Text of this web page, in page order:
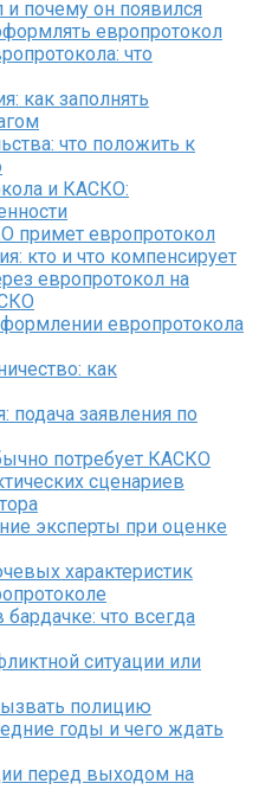
и почему он появился
европротокол
что
как заполнять
что положить к
и КАСКО:
примет европротокол
кто и что компенсирует
европротокол на
европротокола
как
заявления по
потребует КАСКО
сценариев
эксперты при оценке
характеристик
что всегда
ситуации или
полицию
годы и чего ждать
перед выходом на